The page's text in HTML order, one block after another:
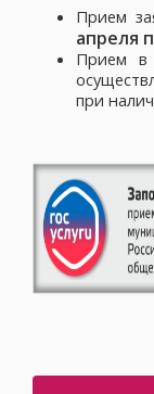
Прием
апреля
Прием в
при